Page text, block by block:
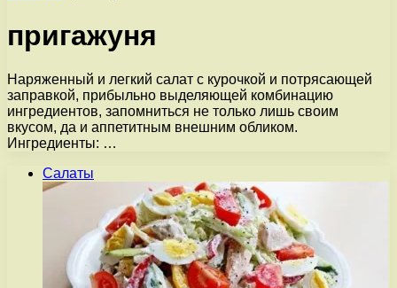
пригажуня
Наряженный и легкий салат с курочкой и потрясающей
заправкой, прибыльно выделяющей комбинацию
ингредиентов, запомниться не только лишь своим
вкусом, да и аппетитным внешним обликом.
Ингредиенты: …
Салаты